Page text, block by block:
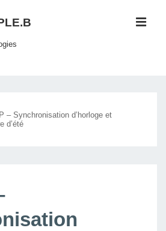
– Synchronisation d’horloge et
d’été